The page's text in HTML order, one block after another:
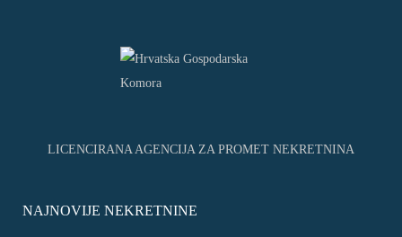
LICENCIRANA AGENCIJA ZA PROMET NEKRETNINA
NAJNOVIJE NEKRETNINE